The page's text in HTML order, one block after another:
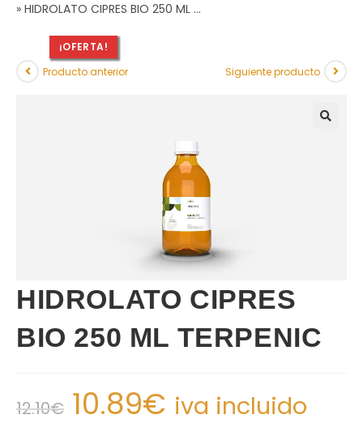
» HIDROLATO CIPRES BIO 250 ML …
¡OFERTA!
Producto anterior
Siguiente producto
HIDROLATO CIPRES
BIO 250 ML TERPENIC
12.10€ 10.89€ iva incluido